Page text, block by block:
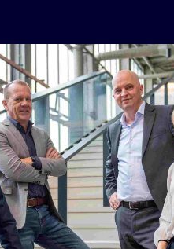
Geen resultaten